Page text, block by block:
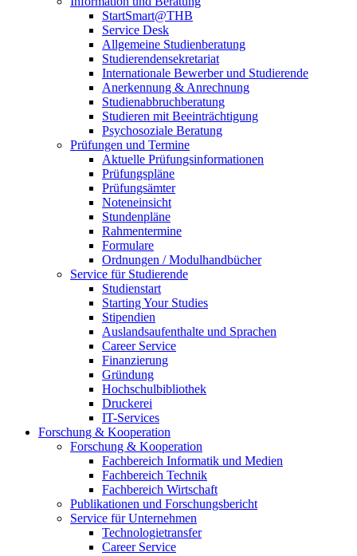
StartSmart@THB
Service Desk
Allgemeine Studienberatung
Studierendensekretariat
Internationale Bewerber und Studierende
Anerkennung & Anrechnung
Studienabbruchberatung
Studieren mit Beeinträchtigung
Psychosoziale Beratung
Prüfungen und Termine
Aktuelle Prüfungsinformationen
Prüfungspläne
Prüfungsämter
Noteneinsicht
Stundenpläne
Rahmentermine
Formulare
Ordnungen / Modulhandbücher
Service für Studierende
Studienstart
Starting Your Studies
Stipendien
Auslandsaufenthalte und Sprachen
Career Service
Finanzierung
Gründung
Hochschulbibliothek
Druckerei
IT-Services
Forschung & Kooperation
Forschung & Kooperation
Fachbereich Informatik und Medien
Fachbereich Technik
Fachbereich Wirtschaft
Publikationen und Forschungsbericht
Service für Unternehmen
Technologietransfer
Career Service